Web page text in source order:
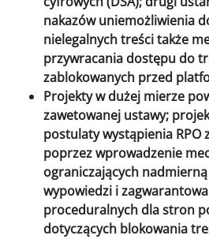
nakazów uniemożliwienia
nielegalnych treści także
przywracania dostępu do
zablokowanych przed
Projekty w dużej mierze
zawetowanej ustawy;
postulaty wystąpienia RPO
poprzez wprowadzenie
ograniczających
wypowiedzi i
proceduralnych dla stron
dotyczących blokowania